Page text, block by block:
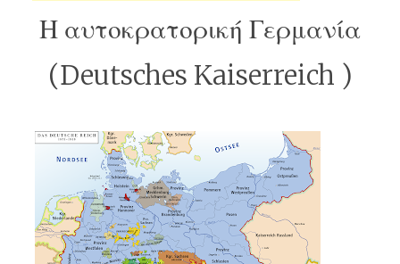
Η αυτοκρατορική Γερμανία
(Deutsches Kaiserreich )